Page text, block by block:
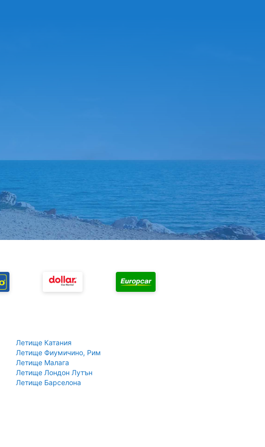
Летище Катания
Летище Фиумичино, Рим
Летище Малага
Летище Лондон Лутън
Летище Барселона